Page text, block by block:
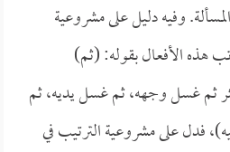
وفيه دليل على مشروعية
هذه الأفعال بقوله: (ثم)
ثم غسل وجهه، ثم غسل يديه، ثم
فدل على مشروعية الترتيب في